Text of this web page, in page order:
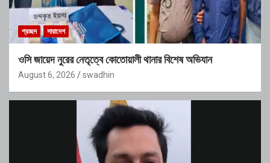
প্রচ্ছদ সারাদেশ
ওসি জায়েদ নুরের নেতৃত্বে কোতোয়ালী থানার বিশেষ অভিযান
August 6, 2026 swadhin